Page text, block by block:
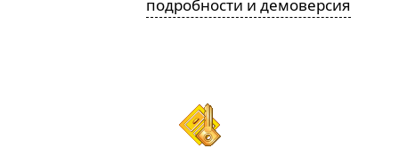
подробности и демоверсия